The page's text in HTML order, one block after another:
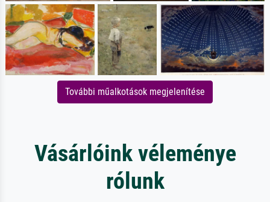
További műalkotások megjelenítése
Vásárlóink véleménye
rólunk